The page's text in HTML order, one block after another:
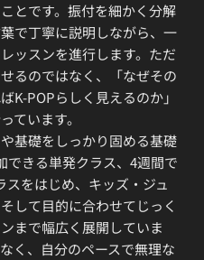
とです。振付を細かく分解
で丁寧に説明しながら、一
ッスンを進行します。ただ
るのではなく、「なぜその
K-POPらしく見えるのか」
ています。
基礎をしっかり固める基礎
できる単発クラス、4週間で
をはじめ、キッズ・ジュ
して目的に合わせてじっく
まで幅広く展開していま
く、自分のペースで無理な